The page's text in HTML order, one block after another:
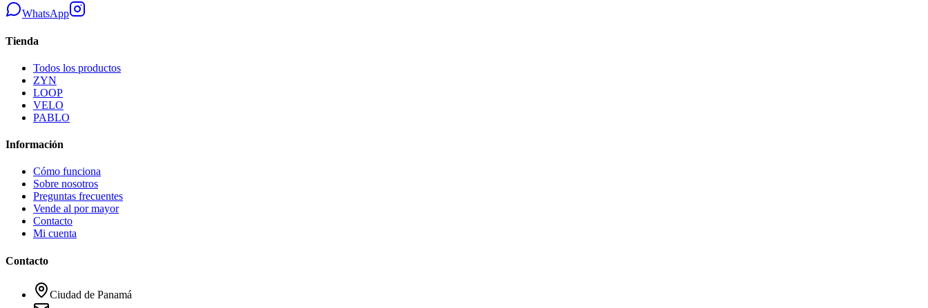
WhatsApp
Tienda
Todos los productos
ZYN
LOOP
VELO
PABLO
Información
Cómo funciona
Sobre nosotros
Preguntas frecuentes
Vende al por mayor
Contacto
Mi cuenta
Contacto
Ciudad de Panamá